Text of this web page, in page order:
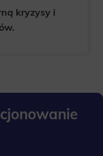
kryzysy i